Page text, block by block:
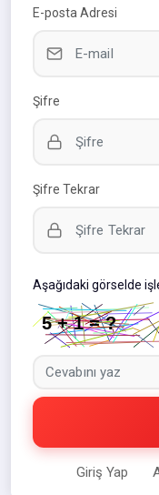
E-posta Adresi
Şifre
Şifre Tekrar
Aşağıdaki görselde
Giriş Yap